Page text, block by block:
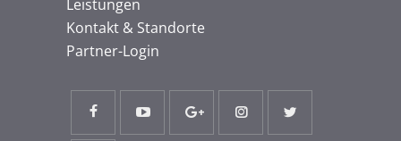
Leistungen
Kontakt & Standorte
Partner-Login